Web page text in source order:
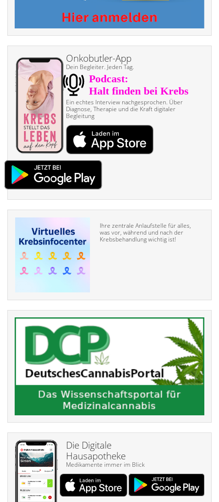
Onkobutler-App
Dein Begleiter. Jeden Tag.
Ein echtes Interview nach­gesprochen. Über
Diagnose, Therapie und die Kraft digitaler
Begleitung
Ihre zentrale Anlaufstelle für alles,
was vor, während und nach der
Krebsbehandlung wichtig ist!
Die Digitale
Hausapotheke
Medikamente immer im Blick